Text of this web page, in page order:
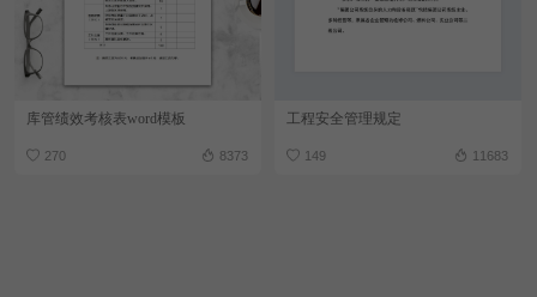
库管绩效考核表word模板
270 8373
工程安全管理规定
149 11683